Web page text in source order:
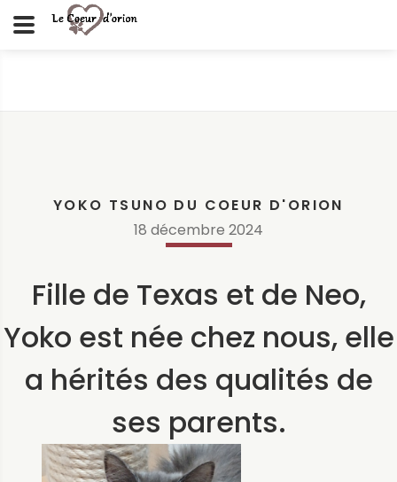
YOKO TSUNO DU COEUR D'ORION
18 décembre 2024
Fille de Texas et de Neo,
Yoko est née chez nous, elle
a hérités des qualités de
ses parents.